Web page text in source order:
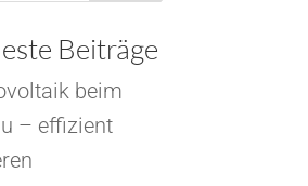
Beiträge
beim
– effizient